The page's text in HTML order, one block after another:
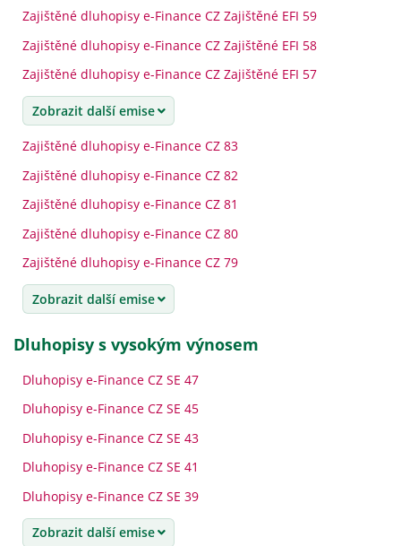
Zajištěné dluhopisy e-Finance CZ Zajištěné EFI 59
Zajištěné dluhopisy e-Finance CZ Zajištěné EFI 58
Zajištěné dluhopisy e-Finance CZ Zajištěné EFI 57
Zobrazit další emise
Zajištěné dluhopisy e-Finance CZ 83
Zajištěné dluhopisy e-Finance CZ 82
Zajištěné dluhopisy e-Finance CZ 81
Zajištěné dluhopisy e-Finance CZ 80
Zajištěné dluhopisy e-Finance CZ 79
Zobrazit další emise
dluhopisy s vysokým výnosem
Dluhopisy e-Finance CZ SE 47
Dluhopisy e-Finance CZ SE 45
Dluhopisy e-Finance CZ SE 43
Dluhopisy e-Finance CZ SE 41
Dluhopisy e-Finance CZ SE 39
Zobrazit další emise